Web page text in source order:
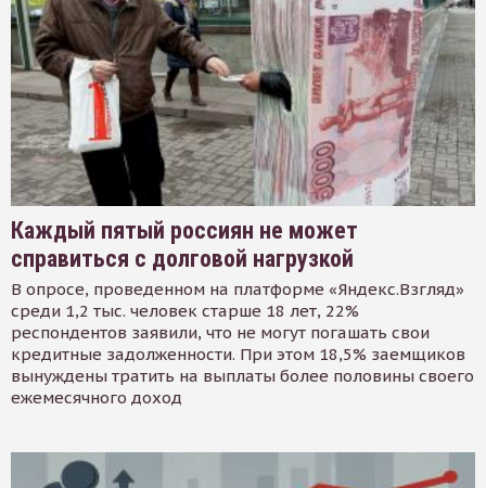
Каждый пятый россиян не может
справиться с долговой нагрузкой
В опросе, проведенном на платформе «Яндекс.Взгляд»
среди 1,2 тыс. человек старше 18 лет, 22%
респондентов заявили, что не могут погашать свои
кредитные задолженности. При этом 18,5% заемщиков
вынуждены тратить на выплаты более половины своего
ежемесячного доход